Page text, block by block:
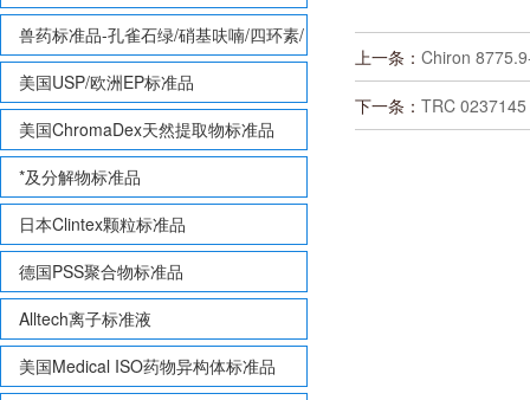
兽药标准品-孔雀石绿/硝基呋喃/四环素/
磺胺等
美国USP/欧洲EP标准品
美国ChromaDex天然提取物标准品
*及分解物标准品
日本Clintex颗粒标准品
德国PSS聚合物标准品
Alltech离子标准液
美国Medical ISO药物异构体标准品
上一条： Chiron
下一条： TRC